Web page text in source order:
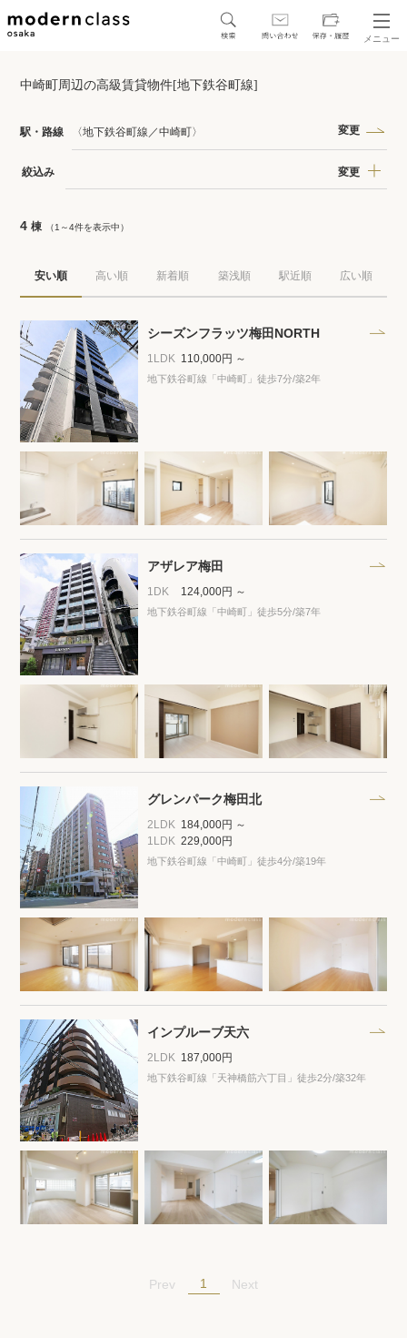
メニュー
アクセスランキング
保存した物件
閲覧履歴
保存した検索条件
店舗・スタッフ紹介
希望条件を伝えてプロに探してもらう
来店予約
各種お問い合わせ
高級賃貸物件コラム modern classについて
高級賃貸物件トピック
プライバシーポリシー クッキーポリシー
商標について サイトマップ
中崎町周辺の高級賃貸物件[地下鉄谷町線]
駅・路線 〈地下鉄谷町線／中崎町〉 変更
絞込み 変更
4 棟 （1～4件を表示中）
安い順 高い順 新着順 築浅順 駅近順 広い順
シーズンフラッツ梅田NORTH
1LDK 110,000円 ～
地下鉄谷町線「中崎町」徒歩7分/築2年
アザレア梅田
1DK 124,000円 ～
地下鉄谷町線「中崎町」徒歩5分/築7年
グレンパーク梅田北
2LDK 184,000円 ～
1LDK 229,000円
地下鉄谷町線「中崎町」徒歩4分/築19年
インプルーブ天六
2LDK 187,000円
地下鉄谷町線「天神橋筋六丁目」徒歩2分/築32年
Prev 1 Next